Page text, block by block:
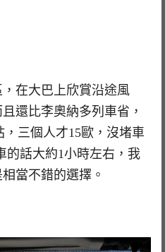
在大巴上欣賞沿途風
還比李奧納多列車省，
三個人才15歐，沒堵車
的話大約1小時左右，我
當不錯的選擇。